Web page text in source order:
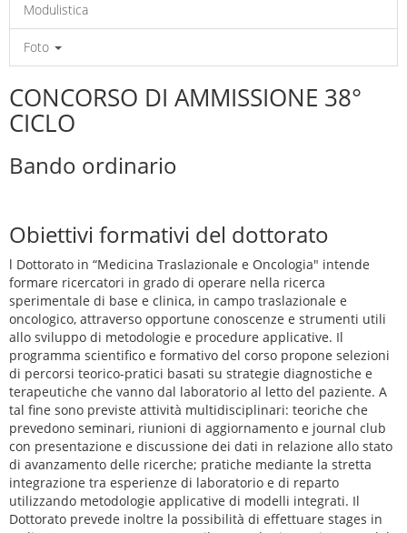
Modulistica
Foto
CONCORSO DI AMMISSIONE 38°
CICLO
Bando ordinario
Obiettivi formativi del dottorato
l Dottorato in “Medicina Traslazionale e Oncologia" intende
formare ricercatori in grado di operare nella ricerca
sperimentale di base e clinica, in campo traslazionale e
oncologico, attraverso opportune conoscenze e strumenti utili
allo sviluppo di metodologie e procedure applicative. Il
programma scientifico e formativo del corso propone selezioni
di percorsi teorico-pratici basati su strategie diagnostiche e
terapeutiche che vanno dal laboratorio al letto del paziente. A
tal fine sono previste attività multidisciplinari: teoriche che
prevedono seminari, riunioni di aggiornamento e journal club
con presentazione e discussione dei dati in relazione allo stato
di avanzamento delle ricerche; pratiche mediante la stretta
integrazione tra esperienze di laboratorio e di reparto
utilizzando metodologie applicative di modelli integrati. Il
Dottorato prevede inoltre la possibilità di effettuare stages in